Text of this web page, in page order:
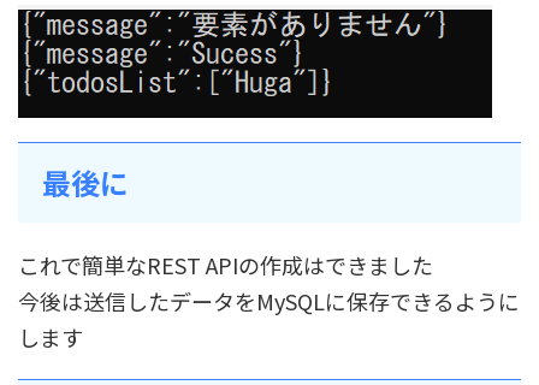
最後に
これで簡単なREST APIの作成はできました
今後は送信したデータをMySQLに保存できるように
します